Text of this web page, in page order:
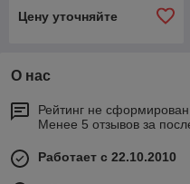
Цену уточняйте
О нас
Рейтинг не сформирован
Менее 5 отзывов за
Работает с 22.10.2010